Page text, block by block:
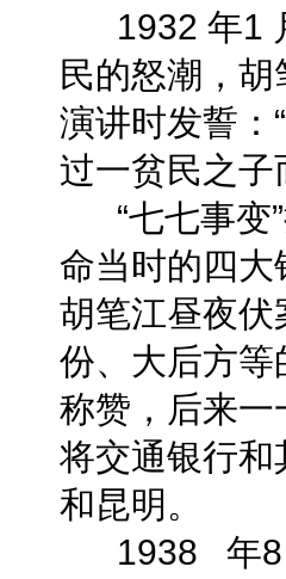
1932 年1
民的怒潮，
演讲时发誓：
过一贫民之子
“七七事变”
命当时的四
胡笔江昼夜
份、大后方
称赞，后来
将交通银行
和昆明。
1938 年8